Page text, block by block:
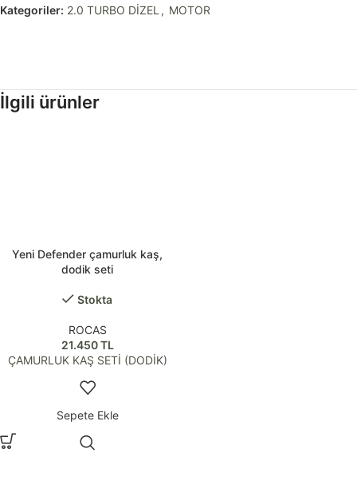
Kategoriler: 2.0 TURBO DİZEL , MOTOR
İlgili ürünler
Yeni Defender çamurluk kaş,
dodik seti
Stokta
ROCAS
21.450TL
ÇAMURLUK KAŞ SETİ (DODİK)
Sepete Ekle